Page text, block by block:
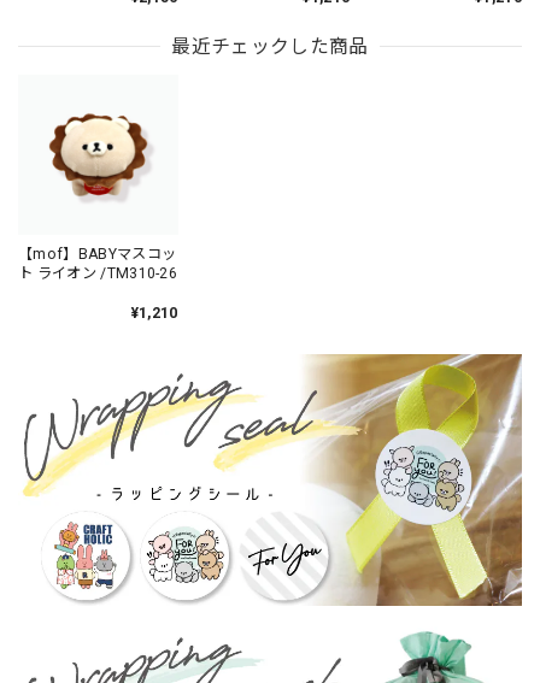
最近チェックした商品
【mof】BABYマスコッ
ト ライオン /TM310-26
¥1,210